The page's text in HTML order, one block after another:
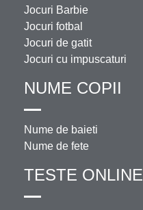
Jocuri Barbie
Jocuri fotbal
Jocuri de gatit
Jocuri cu impuscaturi
NUME COPII
Nume de baieti
Nume de fete
TESTE ONLINE